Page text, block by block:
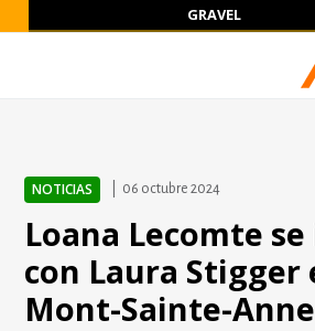
GRAVEL
NOTICIAS 06 octubre 2024
Loana Lecomte
con Laura Stigger
Mont-Sainte-Anne